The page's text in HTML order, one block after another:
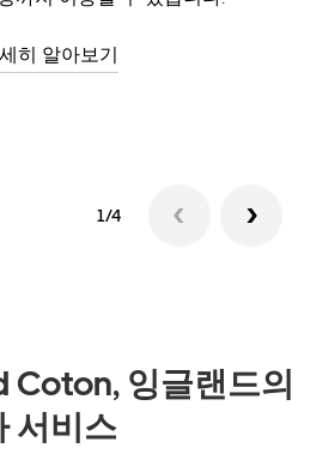
히 알아보기
1/4
Coton, 잉글랜드의
서비스